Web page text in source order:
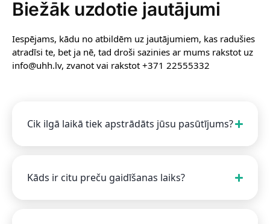
Biežāk uzdotie jautājumi
Iespējams, kādu no atbildēm uz jautājumiem, kas radušies
atradīsi te, bet ja nē, tad droši sazinies ar mums rakstot uz
info@uhh.lv, zvanot vai rakstot +371 22555332
Cik ilgā laikā tiek apstrādāts jūsu pasūtījums?
Kāds ir citu preču gaidīšanas laiks?